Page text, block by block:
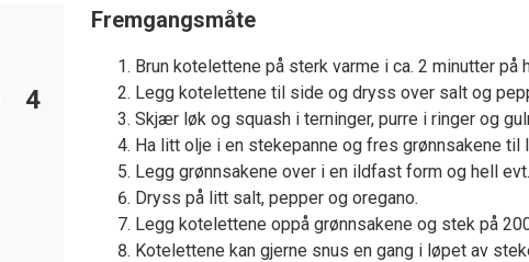
4
Fremgangsmåte
Brun kotelettene på sterk varme i ca. 2 minutter på
Legg kotelettene til side og dryss over salt og
Skjær løk og squash i terninger, purre i ringer og
Ha litt olje i en stekepanne og fres grønnsakene til
Legg grønnsakene over i en ildfast form og hell
Dryss på litt salt, pepper og oregano.
Legg kotelettene oppå grønnsakene og stek på
Kotelettene kan gjerne snus en gang i løpet av